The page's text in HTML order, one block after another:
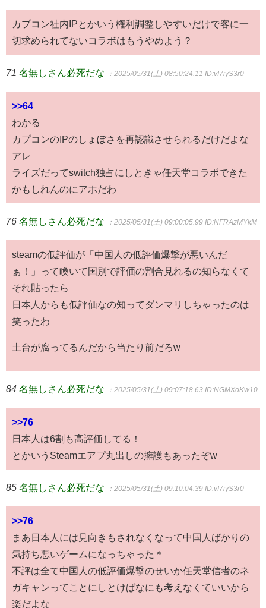
カプコン社内IPとかいう権利調整しやすいだけで客に一
切求められてないコラボはもうやめよう？
71 名無しさん必死だな ：2025/05/31(土) 08:50:24.11 ID:vI7iyS3r0
>>64
わかる
カプコンのIPのしょぼさを再認識させられるだけだよな
アレ
ライズだってswitch独占にしときゃ任天堂コラボできた
かもしれんのにアホだわ
76 名無しさん必死だな ：2025/05/31(土) 09:00:05.99 ID:NFRAzMYkM
steamの低評価が「中国人の低評価爆撃が悪いんだ
ぁ！」って喚いて国別で評価の割合見れるの知らなくて
それ貼ったら
日本人からも低評価なの知ってダンマリしちゃったのは
笑ったわ
土台が腐ってるんだから当たり前だろw
84 名無しさん必死だな ：2025/05/31(土) 09:07:18.63 ID:NGMXoKw10
>>76
日本人は6割も高評価してる！
とかいうSteamエアプ丸出しの擁護もあったぞw
85 名無しさん必死だな ：2025/05/31(土) 09:10:04.39 ID:vI7iyS3r0
>>76
まあ日本人には見向きもされなくなって中国人ばかりの
気持ち悪いゲームになっちゃった＊
不評は全て中国人の低評価爆撃のせいか任天堂信者のネ
ガキャンってことにしとけばなにも考えなくていいから
楽だよな